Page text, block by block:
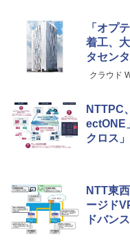
「オプ
着工、
タセン
クラウド
NTTPC
ectONE
クロス
NTT東
ージド
ドバン